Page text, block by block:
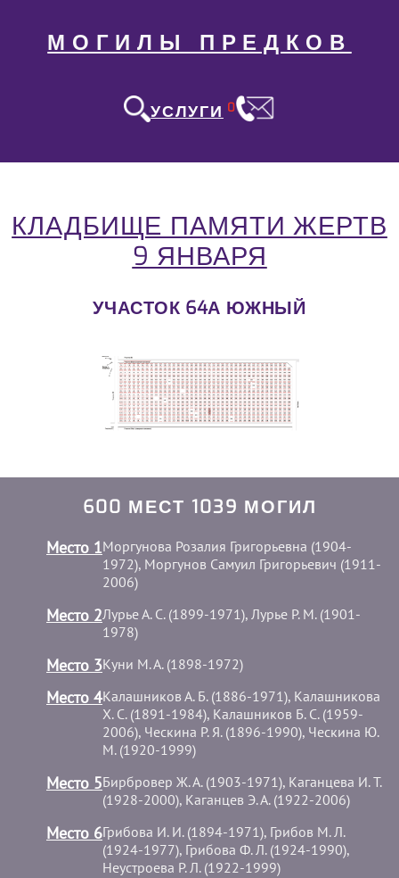
МОГИЛЫ ПРЕДКОВ
УСЛУГИ 0
КЛАДБИЩЕ ПАМЯТИ ЖЕРТВ
9 ЯНВАРЯ
УЧАСТОК 64А ЮЖНЫЙ
600 МЕСТ 1039 МОГИЛ
Место 1Моргунова Розалия Григорьевна (1904-
1972), Моргунов Самуил Григорьевич (1911-
2006)
Место 2Лурье А. С. (1899-1971), Лурье Р. М. (1901-
1978)
Место 3Куни М. А. (1898-1972)
Место 4Калашников А. Б. (1886-1971), Калашникова
Х. С. (1891-1984), Калашников Б. С. (1959-
2006), Ческина Р. Я. (1896-1990), Ческина Ю.
М. (1920-1999)
Место 5Бирбровер Ж. А. (1903-1971), Каганцева И. Т.
(1928-2000), Каганцев Э. А. (1922-2006)
Место 6Грибова И. И. (1894-1971), Грибов М. Л.
(1924-1977), Грибова Ф. Л. (1924-1990),
Неустроева Р. Л. (1922-1999)